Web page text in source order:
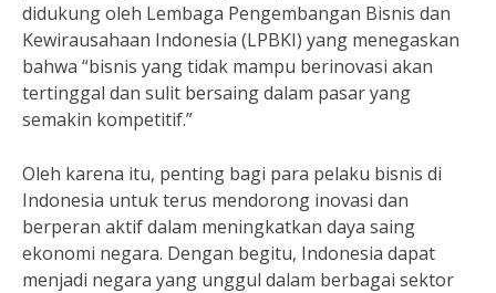
didukung oleh Lembaga Pengembangan Bisnis dan
Kewirausahaan Indonesia (LPBKI) yang menegaskan
bahwa “bisnis yang tidak mampu berinovasi akan
tertinggal dan sulit bersaing dalam pasar yang
semakin kompetitif.”
Oleh karena itu, penting bagi para pelaku bisnis di
Indonesia untuk terus mendorong inovasi dan
berperan aktif dalam meningkatkan daya saing
ekonomi negara. Dengan begitu, Indonesia dapat
menjadi negara yang unggul dalam berbagai sektor